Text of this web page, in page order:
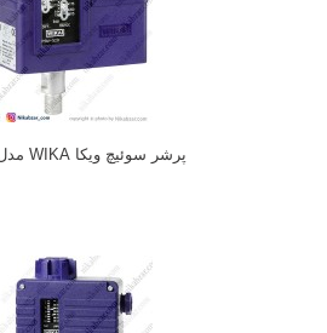
پرشر سوئیچ ویکا WIKA مدل PSM-520